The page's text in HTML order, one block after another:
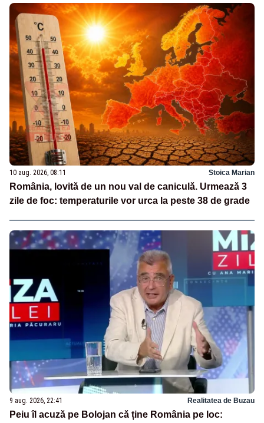
10 aug. 2026, 08:11 Stoica Marian
România, lovită de un nou val de caniculă. Urmează 3
zile de foc: temperaturile vor urca la peste 38 de grade
9 aug. 2026, 22:41 Realitatea de Buzau
Peiu îl acuză pe Bolojan că ține România pe loc: